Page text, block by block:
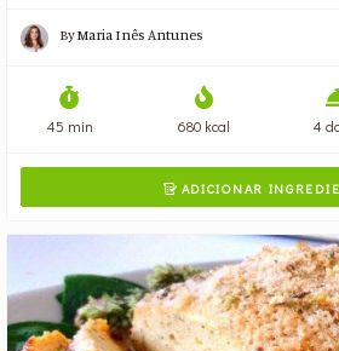
ByMaria Inês Antunes
45 min 680 kcal 4
ADICIONAR